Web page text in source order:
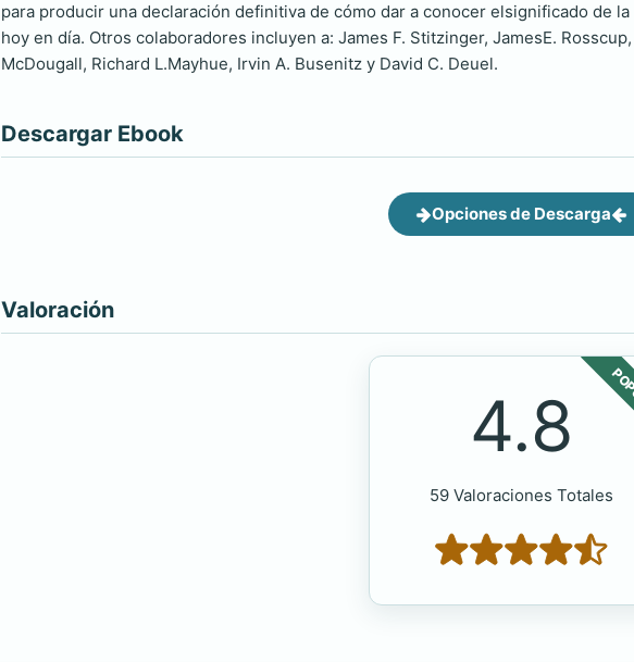
para producir una declaración definitiva de cómo dar a conocer elsignificado de
hoy en día. Otros colaboradores incluyen a: James F. Stitzinger, JamesE.
McDougall, Richard L.Mayhue, Irvin A. Busenitz y David C. Deuel.
Descargar Ebook
Opciones de Descarga
Valoración
4.8
59 Valoraciones Totales